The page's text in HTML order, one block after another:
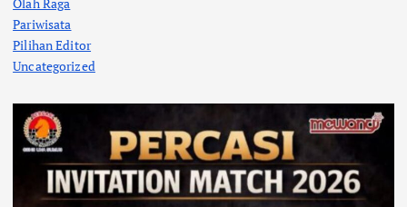
Pariwisata
Pilihan Editor
Uncategorized